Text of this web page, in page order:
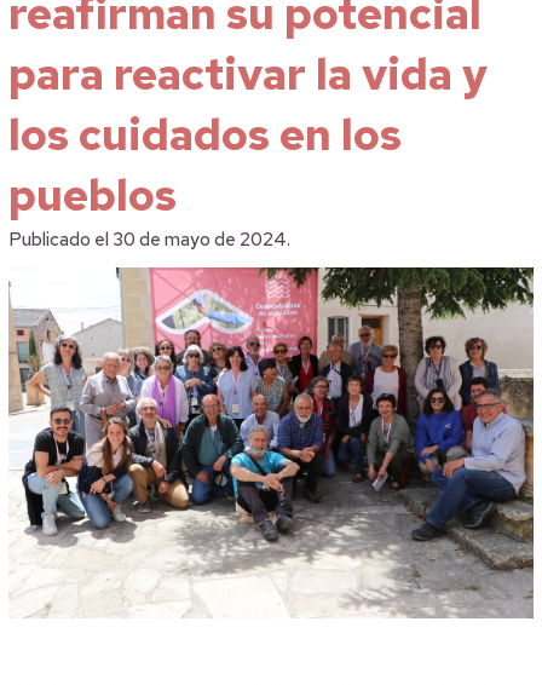
reafirman su potencial
para reactivar la vida y
los cuidados en los
pueblos
Publicado el 30 de mayo de 2024.